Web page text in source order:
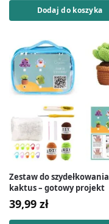
Dodaj do koszyka
Zestaw do szydełkowania
kaktus – gotowy projekt
39,99 zł